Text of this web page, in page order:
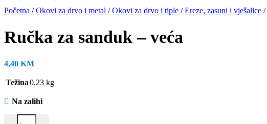
Početna / Okovi za drvo i metal / Okovi za drvo i tiple / Ereze, zasuni i vješalice /
Ručka za sanduk – veća
4,40 KM
Težina0,23 kg
Na zalihi
Ručka za sanduk - veća količina